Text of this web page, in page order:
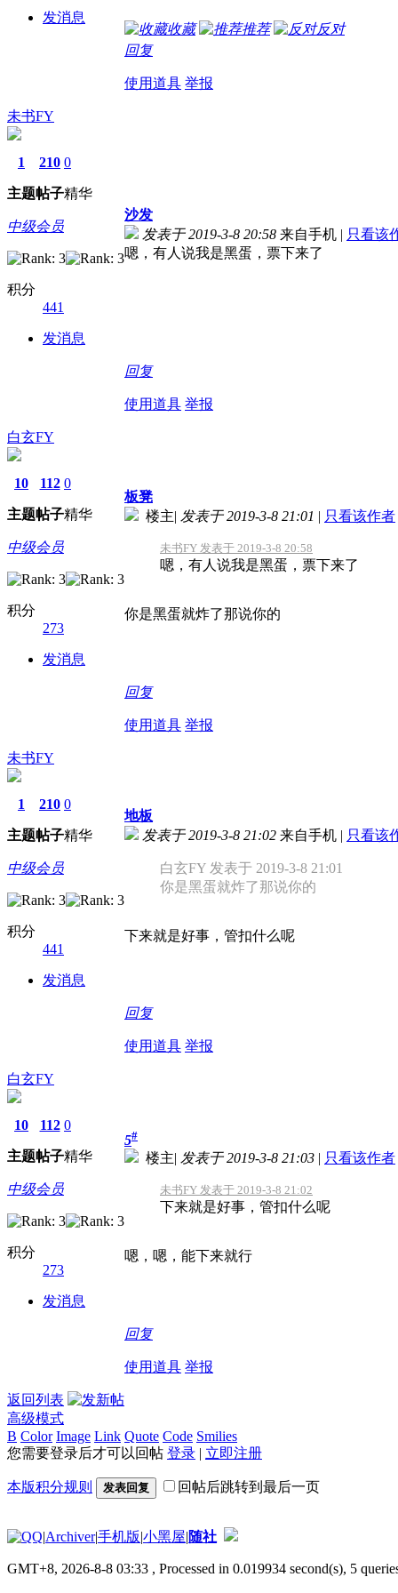
发消息
收藏 推荐
反对
回复
使用道具 举报
未书FY
1
主题
210
帖子
0
精华
中级会员
积分
441
发消息
沙发
发表于 2019-3-8 20:58 来自手机 | 只看该
嗯，有人说我是黑蛋，票下来了
回复
使用道具 举报
白玄FY
10
主题
112
帖子
0
精华
中级会员
积分
273
发消息
板凳
楼主| 发表于 2019-3-8 21:01 | 只看该作者
未书FY 发表于 2019-3-8 20:58
嗯，有人说我是黑蛋，票下来了
你是黑蛋就炸了那说你的
回复
使用道具 举报
未书FY
1
主题
210
帖子
0
精华
中级会员
积分
441
发消息
地板
发表于 2019-3-8 21:02 来自手机 | 只看该
白玄FY 发表于 2019-3-8 21:01
你是黑蛋就炸了那说你的
下来就是好事，管扣什么呢
回复
使用道具 举报
白玄FY
10
主题
112
帖子
0
精华
中级会员
积分
273
发消息
5#
楼主| 发表于 2019-3-8 21:03 | 只看该作者
未书FY 发表于 2019-3-8 21:02
下来就是好事，管扣什么呢
嗯，嗯，能下来就行
回复
使用道具 举报
返回列表
高级模式
B Color Image Link Quote Code Smilies
您需要登录后才可以回帖 登录 | 立即注册
本版积分规则 发表回复 回帖后跳转到最后一页
|Archiver|手机版|小黑屋|随社
GMT+8, 2026-8-8 03:33 , Processed in 0.019934 second(s), 5